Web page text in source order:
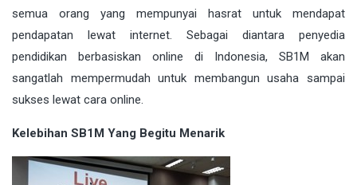
semua orang yang mempunyai hasrat untuk mendapat
pendapatan lewat internet. Sebagai diantara penyedia
pendidikan berbasiskan online di Indonesia, SB1M akan
sangatlah mempermudah untuk membangun usaha sampai
sukses lewat cara online.
Kelebihan SB1M Yang Begitu Menarik